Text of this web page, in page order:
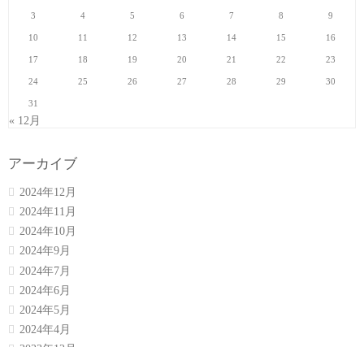
3 4 5 6 7 8 9
10 11 12 13 14 15 16
17 18 19 20 21 22 23
24 25 26 27 28 29 30
31
« 12月
アーカイブ
2024年12月
2024年11月
2024年10月
2024年9月
2024年7月
2024年6月
2024年5月
2024年4月